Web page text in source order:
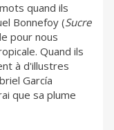
quand ils
Bonnefoy (Sucre
pour nous
Quand ils
à d'illustres
García
que sa plume